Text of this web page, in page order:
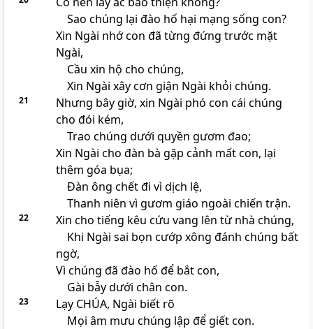
Sao chúng lại đào hố hại mạng sống con?
Xin Ngài nhớ con đã từng đứng trước mặt
Ngài,
Cầu xin hộ cho chúng,
Xin Ngài xây cơn giận Ngài khỏi chúng.
21
Nhưng bây giờ, xin Ngài phó con cái chúng
cho đói kém,
Trao chúng dưới quyền gươm đao;
Xin Ngài cho đàn bà gặp cảnh mất con, lại
thêm góa bụa;
Đàn ông chết đi vì dịch lệ,
Thanh niên vì gươm giáo ngoài chiến trận.
22
Xin cho tiếng kêu cứu vang lên từ nhà chúng,
Khi Ngài sai bọn cướp xông đánh chúng bất
ngờ,
Vì chúng đã đào hố để bắt con,
Gài bẫy dưới chân con.
23 Lạy CHÚA, Ngài biết rõ
Mọi âm mưu chúng lập để giết con.